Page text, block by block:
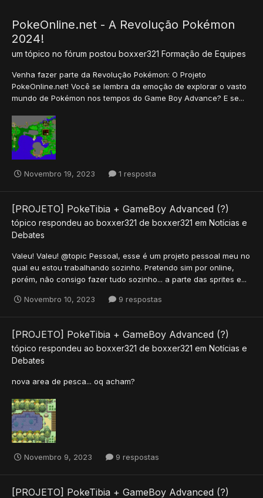
PokeOnline.net - A Revolução Pokémon
2024!
um tópico no fórum postou boxxer321 Formação de Equipes
Venha fazer parte da Revolução Pokémon: O Projeto
PokeOnline.net! Você se lembra da emoção de explorar o vasto
mundo de Pokémon nos tempos do Game Boy Advance? E se...
Novembro 19, 2023 1 resposta
[PROJETO] PokeTibia + GameBoy Advanced (?)
tópico respondeu ao boxxer321 de boxxer321 em Notícias e
Debates
Valeu! Valeu! @topic Pessoal, esse é um projeto pessoal meu no
qual eu estou trabalhando sozinho. Pretendo sim por online,
porém, não consigo fazer tudo sozinho... a parte das sprites e...
Novembro 10, 2023 9 respostas
[PROJETO] PokeTibia + GameBoy Advanced (?)
tópico respondeu ao boxxer321 de boxxer321 em Notícias e
Debates
nova area de pesca... oq acham?
Novembro 9, 2023 9 respostas
[PROJETO] PokeTibia + GameBoy Advanced (?)